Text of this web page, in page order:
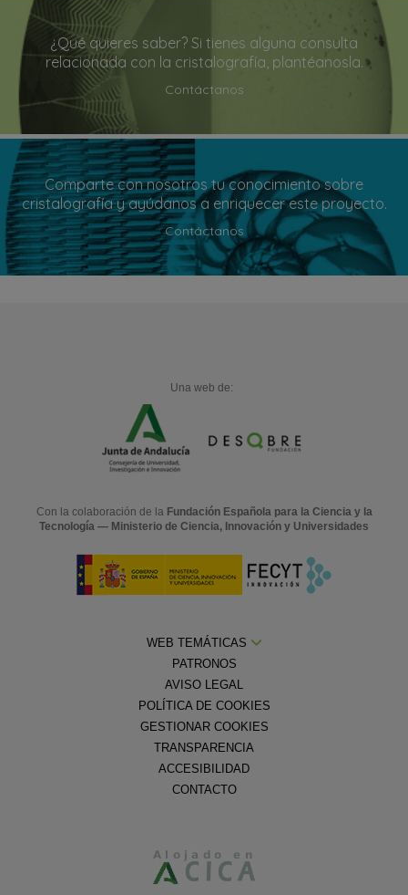
¿Qué quieres saber? Si tienes alguna consulta
relacionada con la cristalografía, plantéanosla.
Contáctanos
Comparte con nosotros tu conocimiento sobre
cristalografía y ayúdanos a enriquecer este proyecto.
Contáctanos
Una web de:
Con la colaboración de la Fundación Española para la Ciencia y la
Tecnología — Ministerio de Ciencia, Innovación y Universidades
WEB TEMÁTICAS
PATRONOS
AVISO LEGAL
POLÍTICA DE COOKIES
GESTIONAR COOKIES
TRANSPARENCIA
ACCESIBILIDAD
CONTACTO